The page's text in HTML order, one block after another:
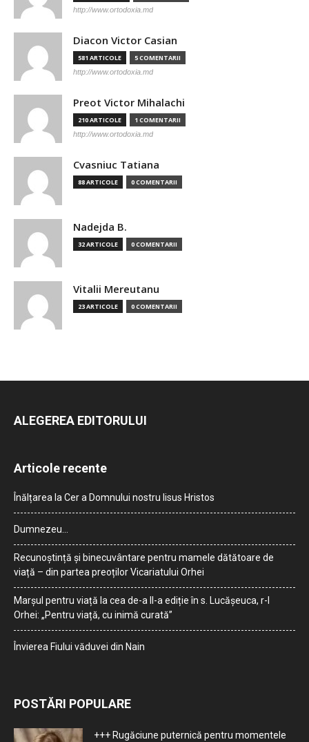
http://www.ortodoxia.md
Diacon Victor Casian
581 ARTICOLE 5 COMENTARII
http://www.ortodoxia.md
Preot Victor Mihalachi
210 ARTICOLE 1 COMENTARII
http://www.ortodoxia.md
Cvasniuc Tatiana
88 ARTICOLE 0 COMENTARII
Nadejda B.
32 ARTICOLE 0 COMENTARII
Vitalii Mereutanu
23 ARTICOLE 0 COMENTARII
ALEGEREA EDITORULUI
Articole recente
Înălțarea la Cer a Domnului nostru Iisus Hristos
Dumnezeu…
Recunoștință și binecuvântare pentru mamele dătătoare de
viață – din partea preoților Vicariatului Orhei
Marșul pentru viață la cea de-a II-a ediție în s. Lucășeuca, r-l
Orhei: „Pentru viață, cu inimă curată”
Învierea Fiului văduvei din Nain
POSTĂRI POPULARE
+++ Rugăciune puternică pentru momentele